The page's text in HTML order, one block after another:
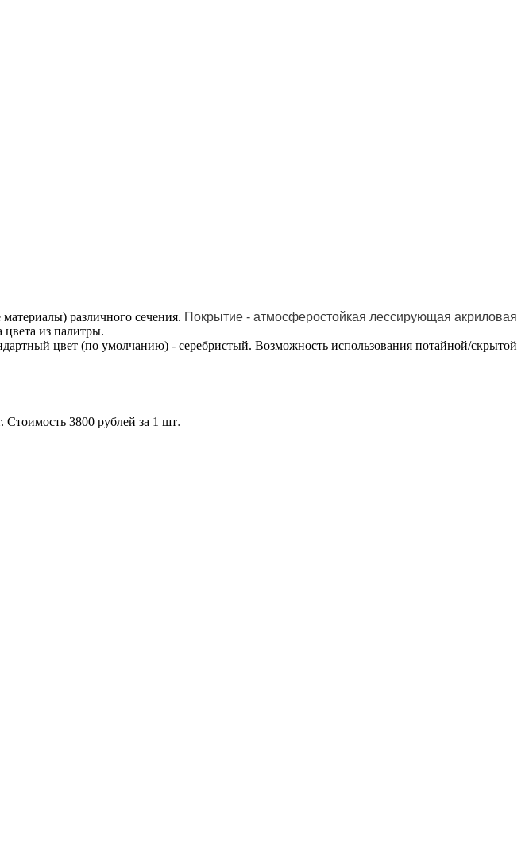
различного сечения. Покрытие - атмосферостойкая лессирующая акриловая
из палитры.
цвет (по умолчанию) - серебристый. Возможность использования потайной/скрытой
Стоимость 3800 рублей за 1 шт.